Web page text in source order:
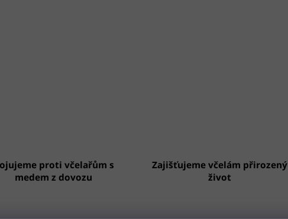
proti včelařům s
medem z dovozu
Zajišťujeme včelám přirozený
život